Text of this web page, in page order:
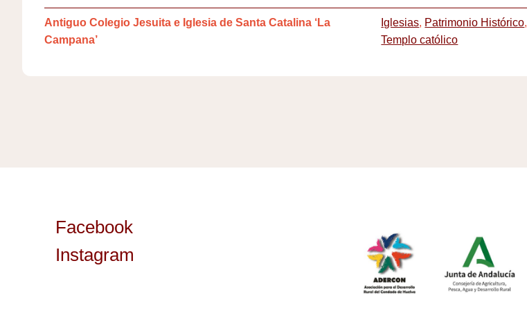
Antiguo Colegio Jesuita e Iglesia de Santa Catalina ‘La
Campana’
Iglesias, Patrimonio Histórico,
Templo católico
Facebook
Instagram